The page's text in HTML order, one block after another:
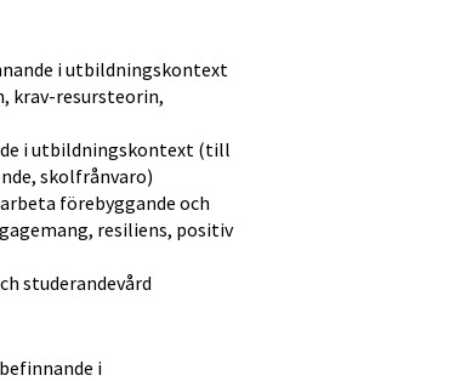
i utbildningskontext
krav-resursteorin,
i utbildningskontext (till
skolfrånvaro)
förebyggande och
resiliens, positiv
studerandevård
i